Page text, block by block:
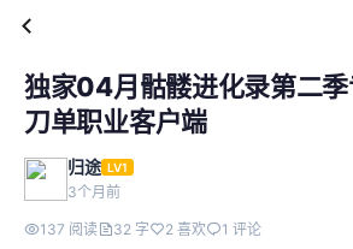
独家04月骷髅进化录第二
刀单职业客户端
归途 LV1
3个月前
137 阅读 32 字 2 喜欢 1 评论